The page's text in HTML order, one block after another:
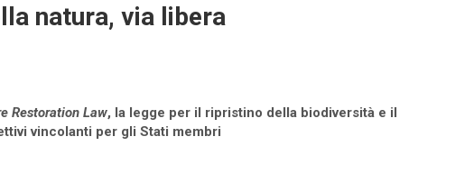
natura, via libera
Restoration Law, la legge per il ripristino della biodiversità e il
vincolanti per gli Stati membri